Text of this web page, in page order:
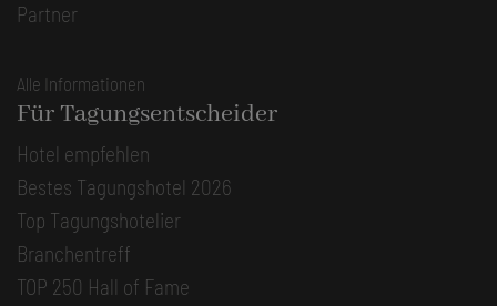
Partner
Alle Informationen
Für Tagungsentscheider
Hotel empfehlen
Bestes Tagungshotel 2026
Top Tagungshotelier
Branchentreff
TOP 250 Hall of Fame